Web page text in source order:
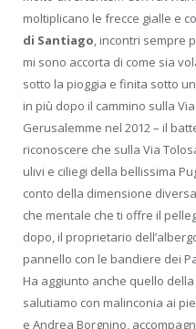
moltiplicano le frecce gialle e
di Santiago, incontri sempre
mi sono accorta di come sia
sotto la pioggia e finita sotto
in più dopo il cammino sulla
Gerusalemme nel 2012 – il
riconoscere che sulla Via
ulivi e ciliegi della bellissima
conto della dimensione
che mentale che ti offre il
dopo, il proprietario
pannello con le bandiere dei
Ha aggiunto anche quello
salutiamo con malinconia ai
e Andrea Borgnino,